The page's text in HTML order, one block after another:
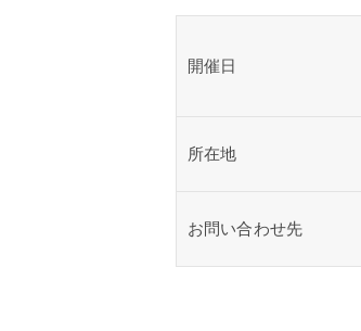
開催日
所在地
お問い合わせ先